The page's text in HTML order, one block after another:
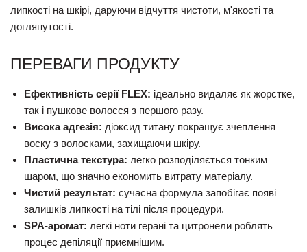
липкості на шкірі, даруючи відчуття чистоти, м'якості та
доглянутості.
ПЕРЕВАГИ ПРОДУКТУ
Ефективність серії FLEX: ідеально видаляє як жорстке,
так і пушкове волосся з першого разу.
Висока адгезія: діоксид титану покращує зчеплення
воску з волосками, захищаючи шкіру.
Пластична текстура: легко розподіляється тонким
шаром, що значно економить витрату матеріалу.
Чистий результат: сучасна формула запобігає появі
залишків липкості на тілі після процедури.
SPA-аромат: легкі ноти герані та цитронели роблять
процес депіляції приємнішим.